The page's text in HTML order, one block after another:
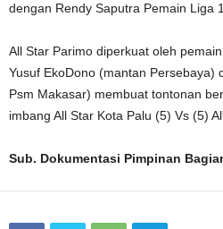
dengan Rendy Saputra Pemain Liga
All Star Parimo diperkuat oleh
Yusuf EkoDono (mantan Persebaya)
Psm Makasar) membuat tontonan
imbang All Star Kota Palu (5) Vs (5)
Sub. Dokumentasi Pimpinan